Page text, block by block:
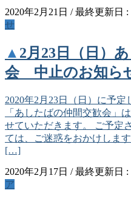
2020年2月21日 / 最終更新日 :
せ
▲2月23日（日）あしたばの仲間交歓
会 中止のお知ら
2020年2月23日（日）に予
「あしたばの仲間交歓会」
せていただきます。 ご予定
ては、ご迷惑をおかけしま
[…]
2020年2月17日 / 最終更新日 :
ア